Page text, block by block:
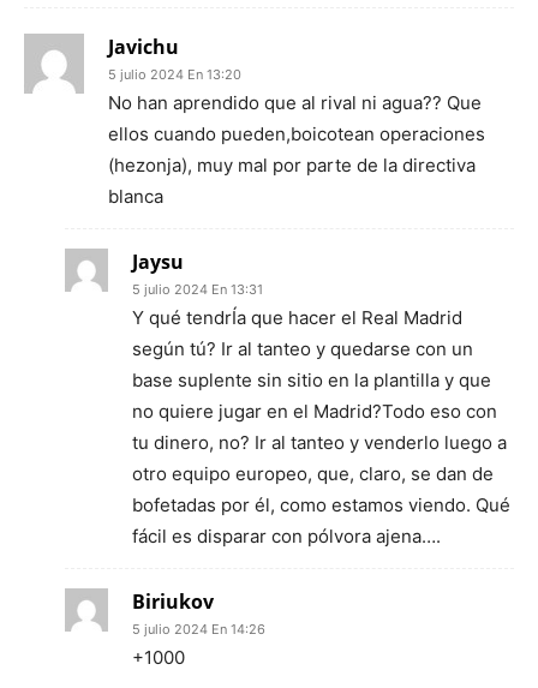
Javichu
5 julio 2024 En 13:20
No han aprendido que al rival ni agua?? Que
ellos cuando pueden,boicotean operaciones
(hezonja), muy mal por parte de la directiva
blanca
Jaysu
5 julio 2024 En 13:31
Y qué tendrÍa que hacer el Real Madrid
según tú? Ir al tanteo y quedarse con un
base suplente sin sitio en la plantilla y que
no quiere jugar en el Madrid?Todo eso con
tu dinero, no? Ir al tanteo y venderlo luego a
otro equipo europeo, que, claro, se dan de
bofetadas por él, como estamos viendo. Qué
fácil es disparar con pólvora ajena….
Biriukov
5 julio 2024 En 14:26
+1000